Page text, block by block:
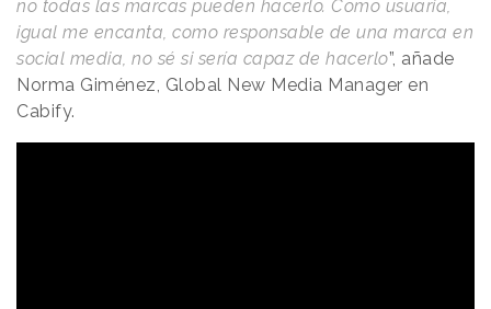
no todas las marcas pueden hacerlo. Como usuaria,
igual me encanta, como responsable de una marca en
social media, no sé si sería capaz de hacerlo”, añade
Norma Giménez, Global New Media Manager en
Cabify.